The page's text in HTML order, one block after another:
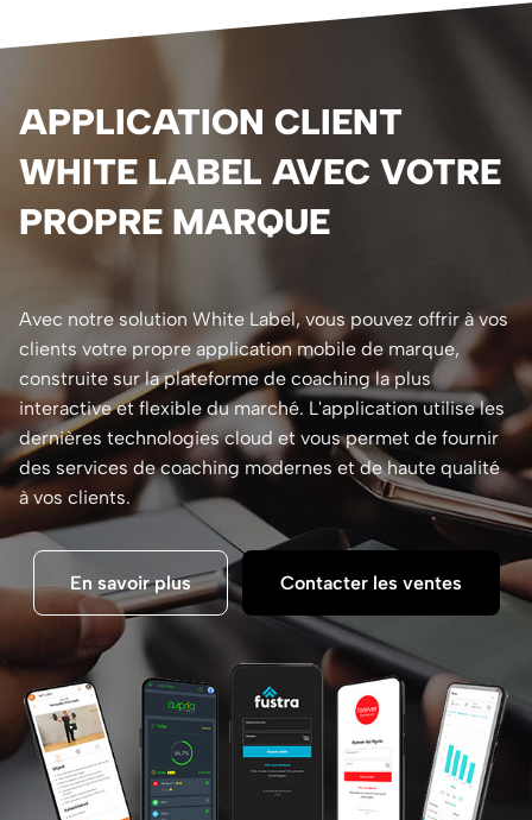
APPLICATION CLIENT
WHITE LABEL AVEC VOTRE
PROPRE MARQUE
Avec notre solution White Label, vous pouvez offrir à vos
clients votre propre application mobile de marque,
construite sur la plateforme de coaching la plus
interactive et flexible du marché. L'application utilise les
dernières technologies cloud et vous permet de fournir
des services de coaching modernes et de haute qualité
à vos clients.
En savoir plus Contacter les ventes